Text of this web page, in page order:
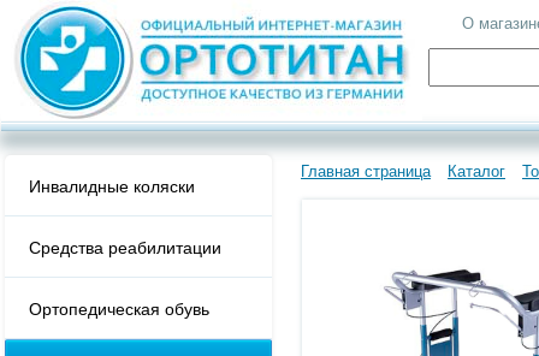
О
Инвалидные коляски
Средства реабилитации
Ортопедическая обувь
Главная страница Каталог